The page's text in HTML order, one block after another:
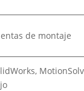
de montaje